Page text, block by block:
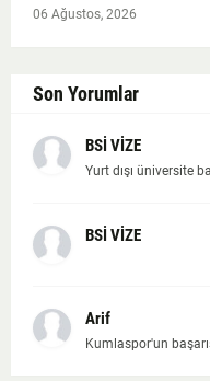
06 Ağustos, 2026
Son Yorumlar
BSİ VİZE
Yurt dışı üniversite
BSİ VİZE
Arif
Kumlaspor'un